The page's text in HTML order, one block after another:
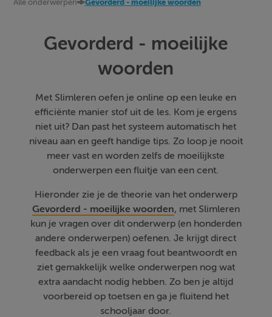
Alle onderwerpen Gevorderd - moeilijke woorden
Gevorderd - moeilijke
woorden
Met Slimleren oefen je online op een leuke en
efficiënte manier stof uit de les. Kom je ergens
niet uit? Dan past het systeem automatisch het
niveau aan en geeft handige tips. Zo loop je nooit
meer vast en worden zelfs de moeilijkste
onderwerpen een fluitje van een cent.
Hieronder zie je de theorie van het onderwerp
Gevorderd - moeilijke woorden, met Slimleren
kun je vragen over dit onderwerp (en honderden
andere onderwerpen) oefenen. Je krijgt direct
feedback als je een vraag fout beantwoordt en
ziet gemakkelijk welke onderwerpen nog wat
extra aandacht nodig hebben. Zo ben je altijd
voorbereid op toetsen en ga je fluitend het
schooljaar door.